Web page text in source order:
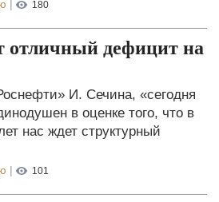
| 180
отличный дефицит на
И. Сечина, «сегодня
в оценке того, что в
нас ждет структурный
| 101